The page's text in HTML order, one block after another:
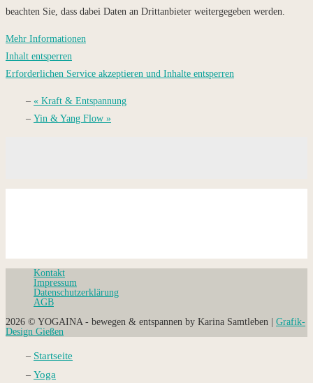
beachten Sie, dass dabei Daten an Drittanbieter weitergegeben werden.
Mehr Informationen
Inhalt entsperren
Erforderlichen Service akzeptieren und Inhalte entsperren
« Kraft & Entspannung
Yin & Yang Flow »
Kontakt
Impressum
Datenschutz­erklärung
AGB
2026 © YOGAINA - bewegen & entspannen by Karina Samtleben | Grafik-
Design Gießen
Startseite
Yoga